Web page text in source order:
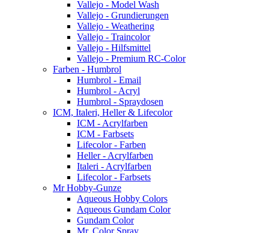
Vallejo - Model Wash
Vallejo - Grundierungen
Vallejo - Weathering
Vallejo - Traincolor
Vallejo - Hilfsmittel
Vallejo - Premium RC-Color
Farben - Humbrol
Humbrol - Email
Humbrol - Acryl
Humbrol - Spraydosen
ICM, Italeri, Heller & Lifecolor
ICM - Acrylfarben
ICM - Farbsets
Lifecolor - Farben
Heller - Acrylfarben
Italeri - Acrylfarben
Lifecolor - Farbsets
Mr Hobby-Gunze
Aqueous Hobby Colors
Aqueous Gundam Color
Gundam Color
Mr. Color Spray